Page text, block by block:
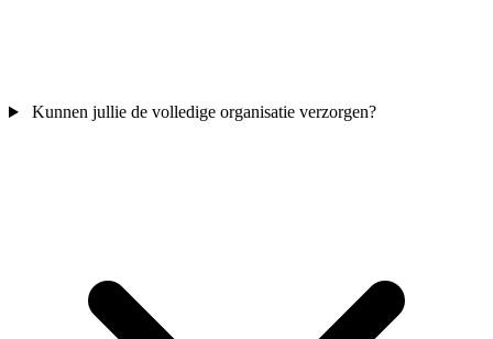
Kunnen jullie de volledige organisatie verzorgen?